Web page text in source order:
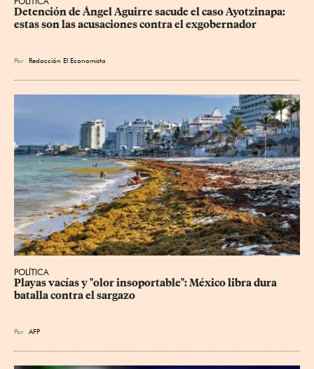
Detención de Ángel Aguirre sacude el caso Ayotzinapa:
estas son las acusaciones contra el exgobernador
Por Redacción El Economista
POLÍTICA
Playas vacías y "olor insoportable": México libra dura
batalla contra el sargazo
Por AFP